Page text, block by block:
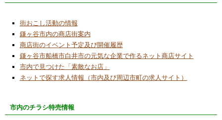
街おこし活動の情報
鎌ヶ谷市内の商店街案内
商店街のイベント予定及び開催履歴
鎌ヶ谷市船橋市白井市の元気な企業で作るネット商店サイト
市内で見つけた「素敵なお店」
ネットで探す求人情報（市内及び周辺市町の求人サイト）
市内のチラシ特売情報